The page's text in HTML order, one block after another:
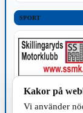
SPORT
Kakor på
Vi använder